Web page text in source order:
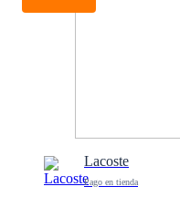
Lacoste
Pago en tienda